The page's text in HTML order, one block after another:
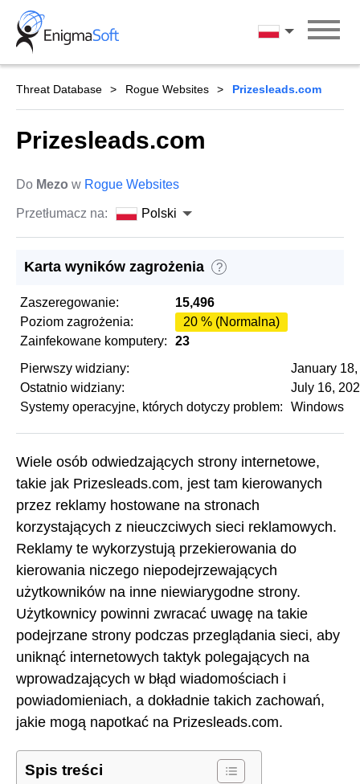
Skip
content
Polski
Threat Database Rogue Websites Prizesleads.com
Prizesleads.com
Do Mezo w Rogue Websites
Przetłumacz na: Polski
Karta wyników zagrożenia ?
Zaszeregowanie:
15,496
Poziom zagrożenia:
20 % (Normalna)
Zainfekowane komputery:
23
Pierwszy widziany:
January
Ostatnio widziany:
July 16,
Systemy operacyjne, których dotyczy problem:
Windows
Wiele osób odwiedzających strony internetowe,
takie jak Prizesleads.com, jest tam kierowanych
przez reklamy hostowane na stronach
korzystających z nieuczciwych sieci reklamowych.
Reklamy te wykorzystują przekierowania do
kierowania niczego niepodejrzewających
użytkowników na inne niewiarygodne strony.
Użytkownicy powinni zwracać uwagę na takie
podejrzane strony podczas przeglądania sieci, aby
uniknąć internetowych taktyk polegających na
wprowadzających w błąd wiadomościach i
powiadomieniach, a dokładnie takich zachowań,
jakie mogą napotkać na Prizesleads.com.
Spis treści